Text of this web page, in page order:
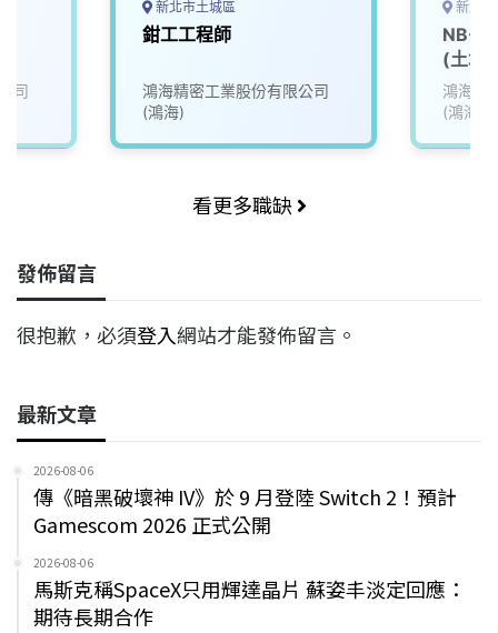
司
新北市土城區
鉗工工程師
鴻海精密工業股份有限公司
(鴻海)
新北
NB-
(土城
鴻海精
(鴻海)
看更多職缺
發佈留言
很抱歉，必須登入網站才能發佈留言。
最新文章
2026-08-06
傳《暗黑破壞神 IV》於 9 月登陸 Switch 2！預計
Gamescom 2026 正式公開
2026-08-06
馬斯克稱SpaceX只用輝達晶片 蘇姿丰淡定回應：
期待長期合作